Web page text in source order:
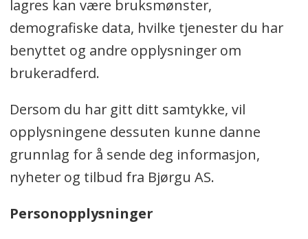
lagres kan være bruksmønster,
demografiske data, hvilke tjenester du har
benyttet og andre opplysninger om
brukeradferd.
Dersom du har gitt ditt samtykke, vil
opplysningene dessuten kunne danne
grunnlag for å sende deg informasjon,
nyheter og tilbud fra Bjørgu AS.
Personopplysninger